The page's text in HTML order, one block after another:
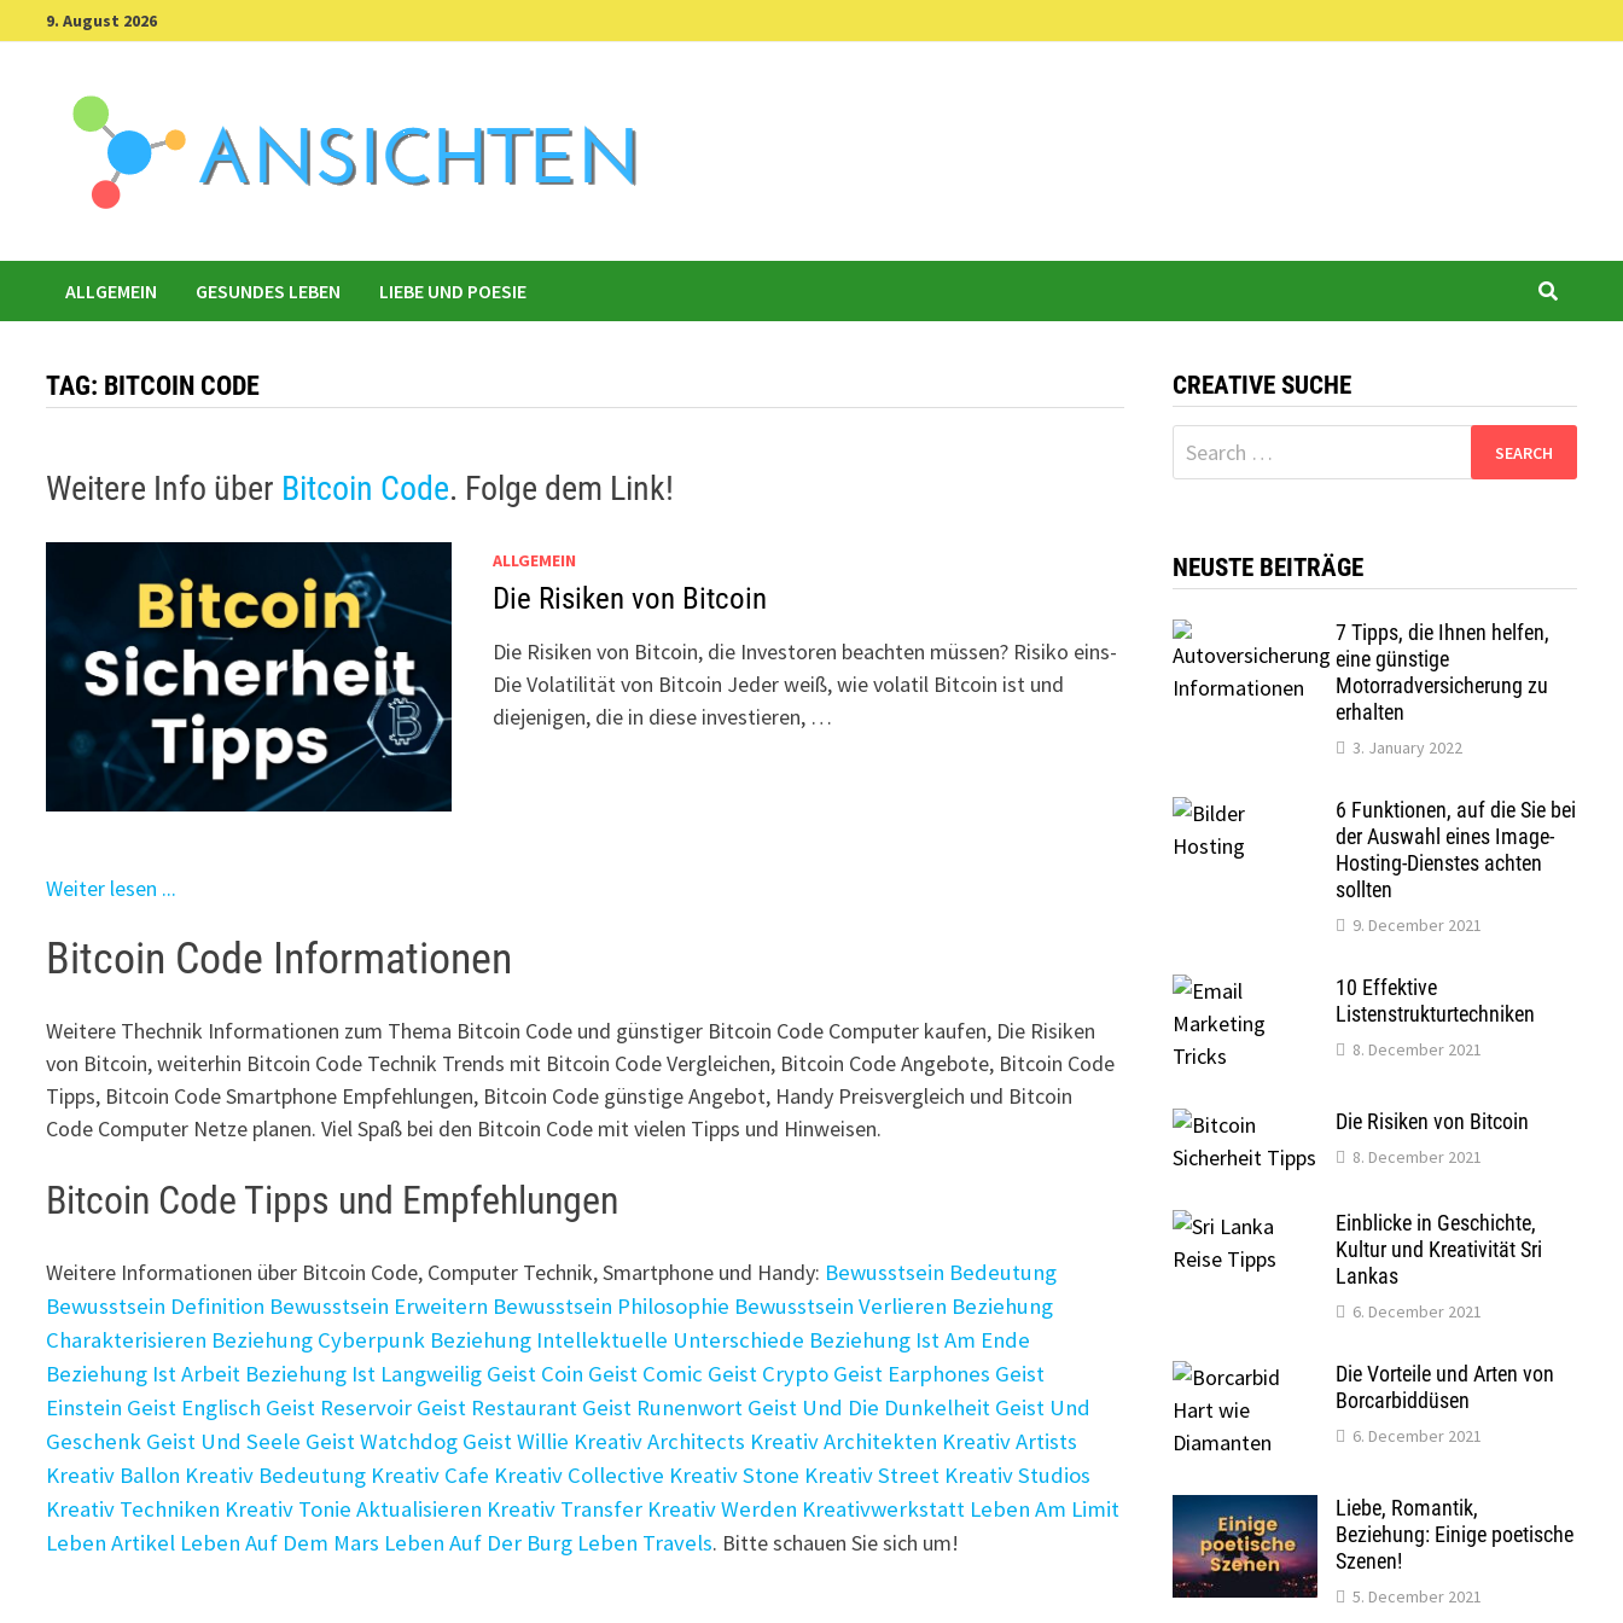
to
9. August 2026
ALLGEMEIN GESUNDES LEBEN LIEBE UND POESIE
TAG: BITCOIN CODE
Weitere Info über Bitcoin Code. Folge dem Link!
ALLGEMEIN
Die Risiken von Bitcoin
Die Risiken von Bitcoin, die Investoren beachten müssen? Risiko eins-
Die Volatilität von Bitcoin Jeder weiß, wie volatil Bitcoin ist und
diejenigen, die in diese investieren, …
Weiter lesen ...
Bitcoin Code Informationen
Weitere Thechnik Informationen zum Thema Bitcoin Code und günstiger Bitcoin Code Computer kaufen, Die Risiken
von Bitcoin, weiterhin Bitcoin Code Technik Trends mit Bitcoin Code Vergleichen, Bitcoin Code Angebote, Bitcoin Code
Tipps, Bitcoin Code Smartphone Empfehlungen, Bitcoin Code günstige Angebot, Handy Preisvergleich und Bitcoin
Code Computer Netze planen. Viel Spaß bei den Bitcoin Code mit vielen Tipps und Hinweisen.
Bitcoin Code Tipps und Empfehlungen
Weitere Informationen über Bitcoin Code, Computer Technik, Smartphone und Handy: Bewusstsein Bedeutung
Bewusstsein Definition Bewusstsein Erweitern Bewusstsein Philosophie Bewusstsein Verlieren Beziehung
Charakterisieren Beziehung Cyberpunk Beziehung Intellektuelle Unterschiede Beziehung Ist Am Ende
Beziehung Ist Arbeit Beziehung Ist Langweilig Geist Coin Geist Comic Geist Crypto Geist Earphones Geist
Einstein Geist Englisch Geist Reservoir Geist Restaurant Geist Runenwort Geist Und Die Dunkelheit Geist Und
Geschenk Geist Und Seele Geist Watchdog Geist Willie Kreativ Architects Kreativ Architekten Kreativ Artists
Kreativ Ballon Kreativ Bedeutung Kreativ Cafe Kreativ Collective Kreativ Stone Kreativ Street Kreativ Studios
Kreativ Techniken Kreativ Tonie Aktualisieren Kreativ Transfer Kreativ Werden Kreativwerkstatt Leben Am Limit
Leben Artikel Leben Auf Dem Mars Leben Auf Der Burg Leben Travels. Bitte schauen Sie sich um!
CREATIVE SUCHE
Search
for:
NEUSTE BEITRÄGE
7 Tipps, die Ihnen helfen,
eine günstige
Motorradversicherung zu
erhalten
3. January 2022
6 Funktionen, auf die Sie bei
der Auswahl eines Image-
Hosting-Dienstes achten
sollten
9. December 2021
10 Effektive
Listenstrukturtechniken
8. December 2021
Die Risiken von Bitcoin
8. December 2021
Einblicke in Geschichte,
Kultur und Kreativität Sri
Lankas
6. December 2021
Die Vorteile und Arten von
Borcarbiddüsen
6. December 2021
Liebe, Romantik,
Beziehung: Einige poetische
Szenen!
5. December 2021